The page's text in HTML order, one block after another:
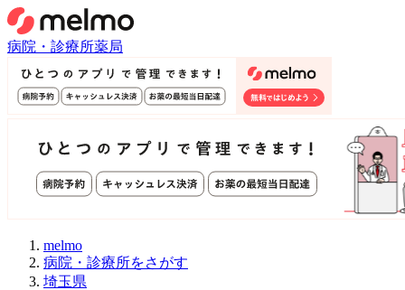
病院・診療所薬局
melmo
病院・診療所をさがす
埼玉県